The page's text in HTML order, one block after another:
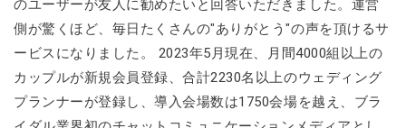
のユーザーが友人に勧めたいと回答いただきました。運営
側が驚くほど、毎日たくさんの"ありがとう"の声を頂けるサ
ービスになりました。 2023年5月現在、月間4000組以上の
カップルが新規会員登録、合計2230名以上のウェディング
プランナーが登録し、導入会場数は1750会場を越え、ブラ